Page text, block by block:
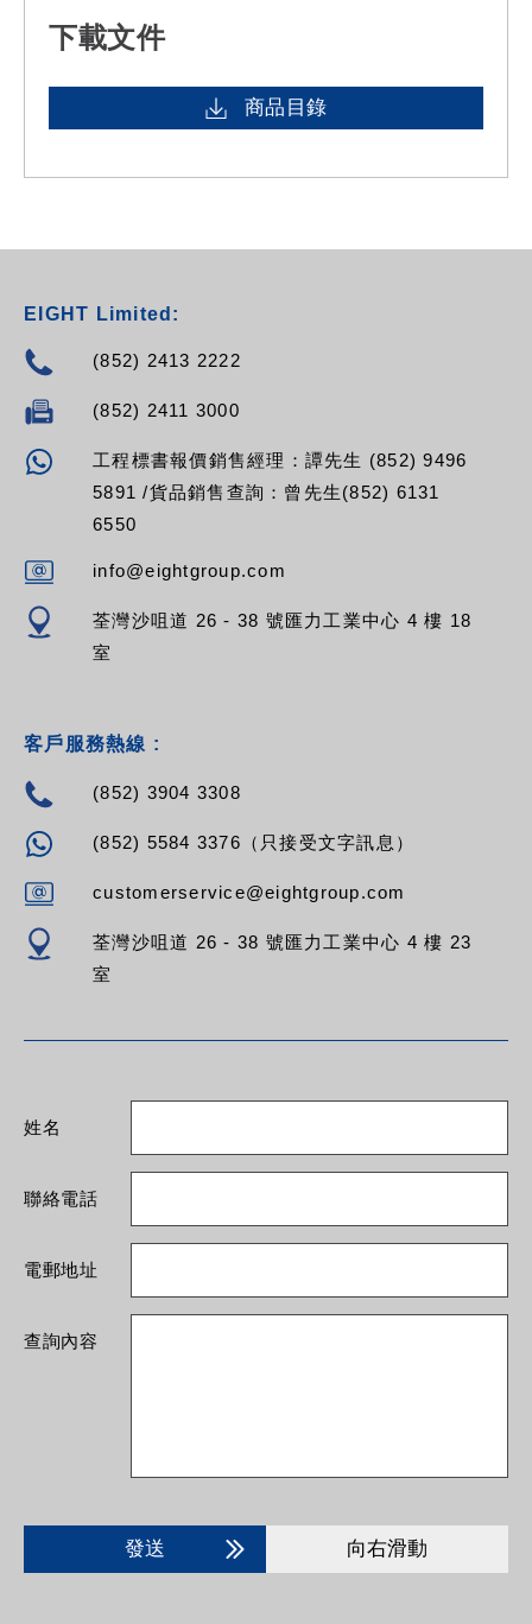
下載文件
商品目錄
EIGHT Limited:
(852) 2413 2222
(852) 2411 3000
工程標書報價銷售經理：譚先生 (852) 9496
5891 /貨品銷售查詢：曾先生(852) 6131
6550
info@eightgroup.com
荃灣沙咀道 26 - 38 號匯力工業中心 4 樓 18
室
客戶服務熱線 :
(852) 3904 3308
(852) 5584 3376（只接受文字訊息）
customerservice@eightgroup.com
荃灣沙咀道 26 - 38 號匯力工業中心 4 樓 23
室
姓名
聯絡電話
電郵地址
查詢內容
發送 向右滑動